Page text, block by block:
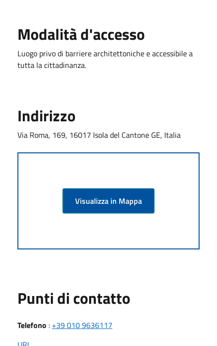
Modalità d'accesso
Luogo privo di barriere architettoniche e accessibile a
tutta la cittadinanza.
Indirizzo
Via Roma, 169, 16017 Isola del Cantone GE, Italia
Visualizza in Mappa
Punti di contatto
Telefono : +39 010 9636117